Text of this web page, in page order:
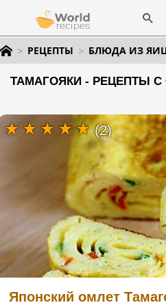
РЕЦЕПТЫ БЛЮДА ИЗ
ТАМАГОЯКИ - РЕЦЕПТЫ
Японский омлет
(2)